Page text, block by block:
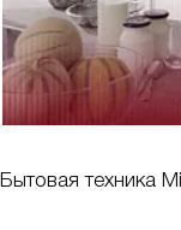
Бытовая техника